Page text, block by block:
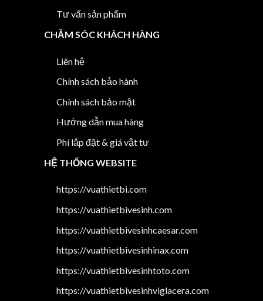
Tư vấn sản phẩm
CHĂM SÓC KHÁCH HÀNG
Liên hệ
Chính sách bảo hành
Chính sách bảo mật
Hướng dẫn mua hàng
Phí lắp đặt & giá vật tư
HỆ THỐNG WEBSITE
https://vuathietbi.com
https://vuathietbivesinh.com
https://vuathietbivesinhcaesar.com
https://vuathietbivesinhinax.com
https://vuathietbivesinhtoto.com
https://vuathietbivesinhviglacera.com